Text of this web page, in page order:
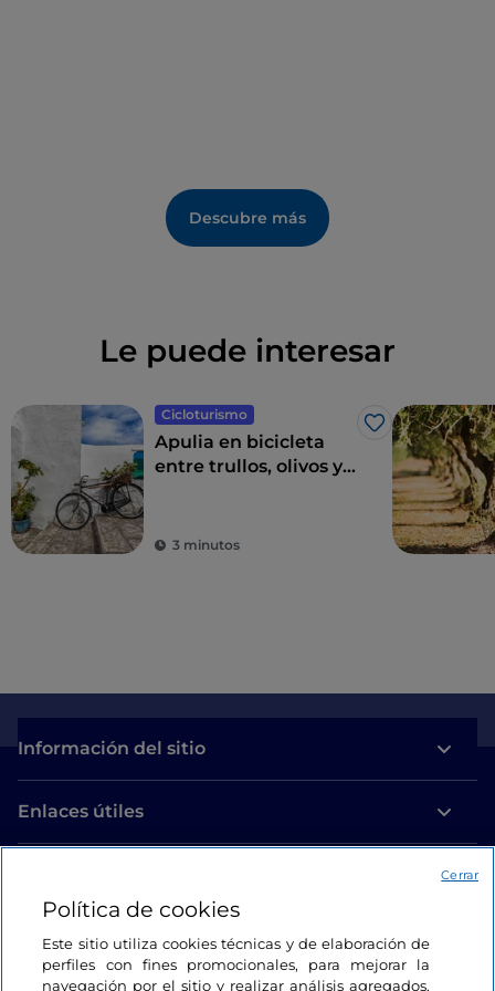
Descubre más
Le puede interesar
Cicloturismo
Me gusta
Apulia en bicicleta
entre trullos, olivos y
3 minutos
Información del sitio
Enlaces útiles
Estamos en contacto
Política de cookies
Este sitio utiliza cookies técnicas y de elaboración de
perfiles con fines promocionales, para mejorar la
navegación por el sitio y realizar análisis agregados.
Cerrar